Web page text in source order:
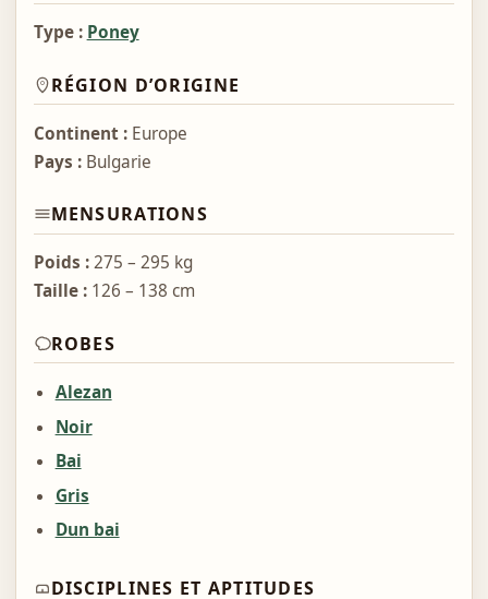
Type : Poney
RÉGION D’ORIGINE
Continent :Europe
Pays :Bulgarie
MENSURATIONS
Poids :275 – 295 kg
Taille :126 – 138 cm
ROBES
Alezan
Noir
Bai
Gris
Dun bai
DISCIPLINES ET APTITUDES